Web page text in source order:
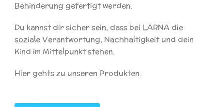
Behinderung gefertigt werden.
Du kannst dir sicher sein, dass bei LÄRNA die
soziale Verantwortung, Nachhaltigkeit und dein
Kind im Mittelpunkt stehen.
Hier gehts zu unseren Produkten: